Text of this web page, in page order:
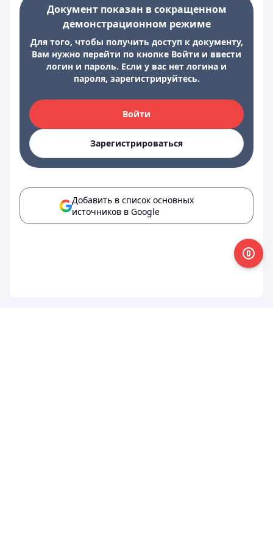
Документ показан в сокращенном
демонстрационном режиме
Для того, чтобы получить доступ к документу,
Вам нужно перейти по кнопке Войти и ввести
логин и пароль. Если у вас нет логина и
пароля, зарегистрируйтесь.
Войти
Зарегистрироваться
Добавить в список основных
источников в Google